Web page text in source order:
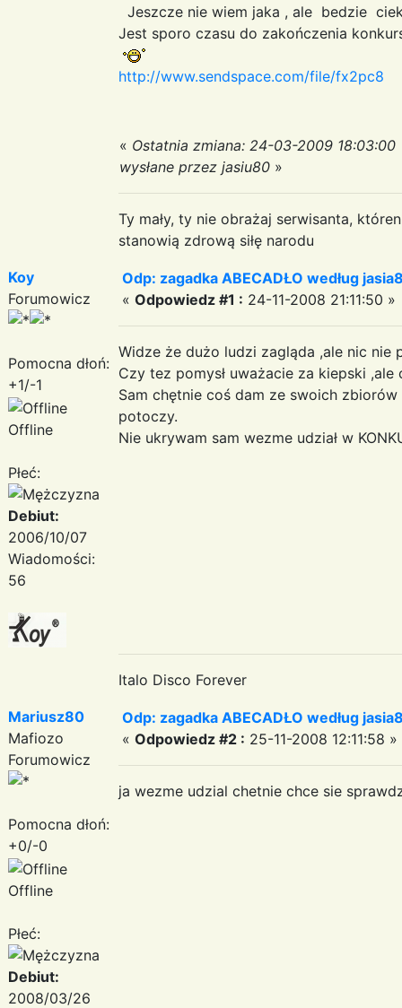
Jeszcze nie wiem jaka , ale bedzie
Jest sporo czasu do zakończenia
http://www.sendspace.com/file/fx2pc8
« Ostatnia zmiana: 24-03-2009 18:03:00
wysłane przez jasiu80 »
Ty mały, ty nie obrażaj serwisanta,
stanowią zdrową siłę narodu
Koy
Forumowicz
Pomocna dłoń:
+1/-1
Offline
Płeć:
Debiut:
2006/10/07
Wiadomości:
56
Odp: zagadka ABECADŁO według
« Odpowiedz #1 : 24-11-2008 21:11:50 »
Widze że dużo ludzi zagląda ,ale nic nie
Czy tez pomysł uważacie za kiepski
Sam chętnie coś dam ze swoich
potoczy.
Nie ukrywam sam wezme udział w
Italo Disco Forever
Mariusz80
Mafiozo
Forumowicz
Pomocna dłoń:
+0/-0
Offline
Płeć:
Debiut:
2008/03/26
Odp: zagadka ABECADŁO według
« Odpowiedz #2 : 25-11-2008 12:11:58 »
ja wezme udzial chetnie chce sie